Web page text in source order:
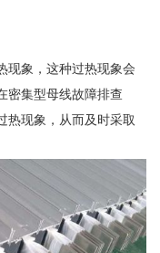
现象，这种过热现象会
密集型母线故障排查
热现象，从而及时采取